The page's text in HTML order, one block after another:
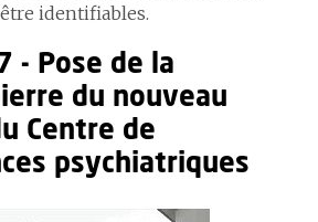
identifiables.
- Pose de la
du nouveau
Centre de
psychiatriques